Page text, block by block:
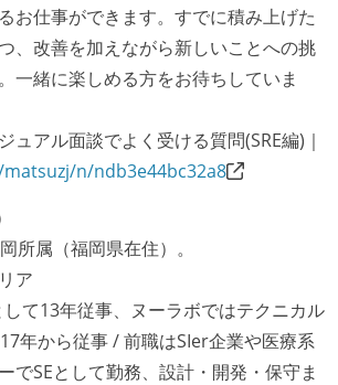
お仕事ができます。すでに積み上げた
、改善を加えながら新しいことへの挑
一緒に楽しめる方をお待ちしていま
ュアル面談でよく受ける質問(SRE編)｜
n/ndb3e44bc32a8
所属（福岡県在住）。
ア
て13年従事、ヌーラボではテクニカル
年から従事 / 前職はSIer企業や医療系
でSEとして勤務、設計・開発・保守ま